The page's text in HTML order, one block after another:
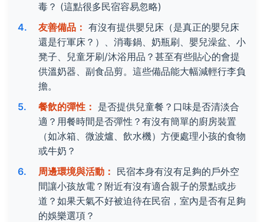
毒？ (這點很多民宿容易忽略)
友善備品： 有沒有提供嬰兒床（是真正的嬰兒床
還是行軍床？）、消毒鍋、奶瓶刷、嬰兒澡盆、小
凳子、兒童牙刷/沐浴用品？甚至有些貼心的會提
供溫奶器、副食品剪。這些備品能大幅減輕行李負
擔。
餐飲的彈性： 是否提供兒童餐？口味是否清淡合
適？用餐時間是否彈性？有沒有簡單的廚房裝置
（如冰箱、微波爐、飲水機）方便處理小孩的食物
或牛奶？
周邊環境與活動： 民宿本身有沒有足夠的戶外空
間讓小孩放電？附近有沒有適合親子的景點或步
道？如果天氣不好被迫待在民宿，室內是否有足夠
的娛樂選項？